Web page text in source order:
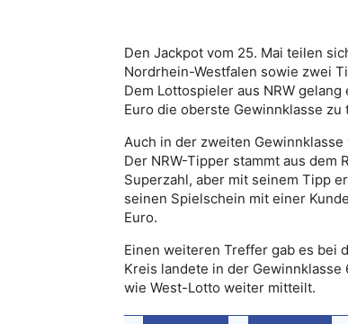
Den Jackpot vom 25. Mai teilen
Nordrhein-Westfalen sowie zwei
Dem Lottospieler aus NRW
Euro die oberste Gewinnklasse
Auch in der zweiten Gewinnklasse
Der NRW-Tipper stammt aus
Superzahl, aber mit seinem Tipp
seinen Spielschein mit einer
Euro.
Einen weiteren Treffer gab es bei
Kreis landete in der
wie West-Lotto weiter mitteilt.